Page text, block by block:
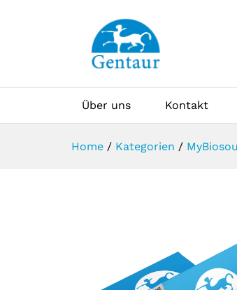
Über uns Kontakt
Home / Kategorien /